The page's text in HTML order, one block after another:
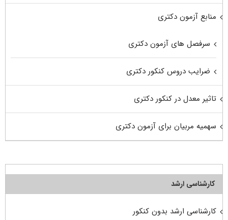
منابع آزمون دکتری
سرفصل های آزمون دکتری
ضرایب دروس کنکور دکتری
تاثیر معدل در کنکور دکتری
سهمیه مربیان برای آزمون دکتری
کارشناسی ارشد
کارشناسی ارشد بدون کنکور